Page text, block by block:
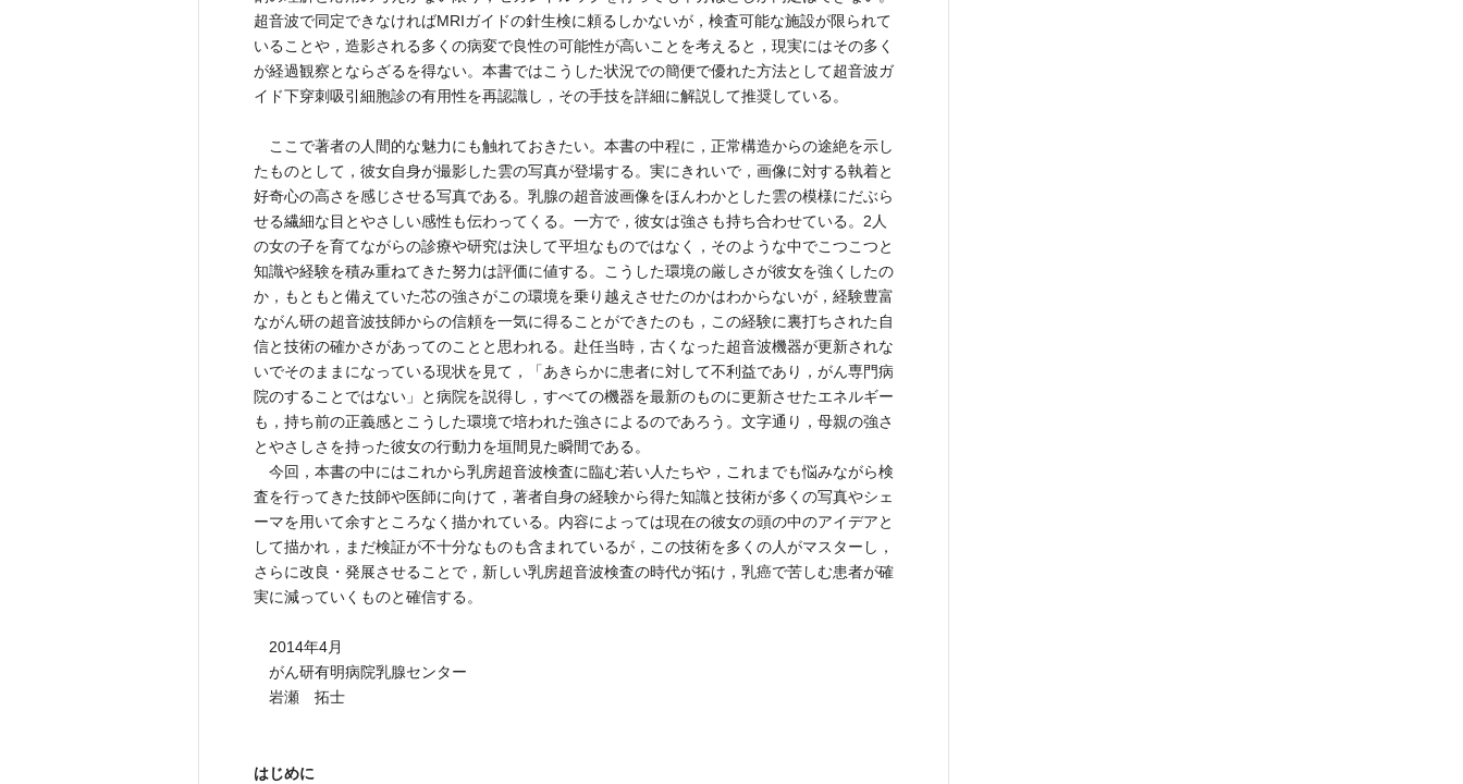
超音波で同定できなければMRIガイドの針生検に頼るしかないが，検査可能な施設が限られて
いることや，造影される多くの病変で良性の可能性が高いことを考えると，現実にはその多く
が経過観察とならざるを得ない。本書ではこうした状況での簡便で優れた方法として超音波ガ
イド下穿刺吸引細胞診の有用性を再認識し，その手技を詳細に解説して推奨している。
ここで著者の人間的な魅力にも触れておきたい。本書の中程に，正常構造からの途絶を示し
たものとして，彼女自身が撮影した雲の写真が登場する。実にきれいで，画像に対する執着と
好奇心の高さを感じさせる写真である。乳腺の超音波画像をほんわかとした雲の模様にだぶら
せる繊細な目とやさしい感性も伝わってくる。一方で，彼女は強さも持ち合わせている。2人
の女の子を育てながらの診療や研究は決して平坦なものではなく，そのような中でこつこつと
知識や経験を積み重ねてきた努力は評価に値する。こうした環境の厳しさが彼女を強くしたの
か，もともと備えていた芯の強さがこの環境を乗り越えさせたのかはわからないが，経験豊富
ながん研の超音波技師からの信頼を一気に得ることができたのも，この経験に裏打ちされた自
信と技術の確かさがあってのことと思われる。赴任当時，古くなった超音波機器が更新されな
いでそのままになっている現状を見て，「あきらかに患者に対して不利益であり，がん専門病
院のすることではない」と病院を説得し，すべての機器を最新のものに更新させたエネルギー
も，持ち前の正義感とこうした環境で培われた強さによるのであろう。文字通り，母親の強さ
とやさしさを持った彼女の行動力を垣間見た瞬間である。
今回，本書の中にはこれから乳房超音波検査に臨む若い人たちや，これまでも悩みながら検
査を行ってきた技師や医師に向けて，著者自身の経験から得た知識と技術が多くの写真やシェ
ーマを用いて余すところなく描かれている。内容によっては現在の彼女の頭の中のアイデアと
して描かれ，まだ検証が不十分なものも含まれているが，この技術を多くの人がマスターし，
さらに改良・発展させることで，新しい乳房超音波検査の時代が拓け，乳癌で苦しむ患者が確
実に減っていくものと確信する。
2014年4月
がん研有明病院乳腺センター
岩瀬 拓士
はじめに